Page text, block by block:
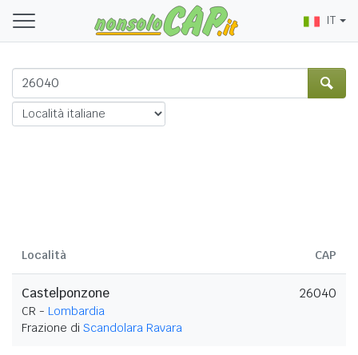
IT
Località CAP
Castelponzone
CR - Lombardia
Frazione di Scandolara Ravara
26040